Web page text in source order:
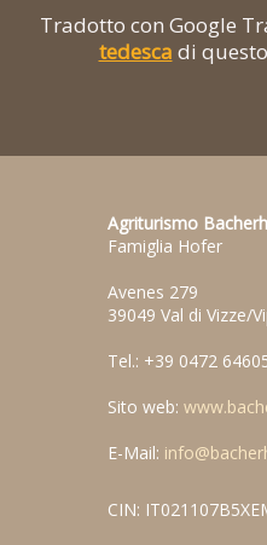
Tradotto con Google
tedesca di
Agriturismo
Famiglia Hofer
Avenes 279
39049 Val di Vizze/
Tel.: +39 0472
Sito web:
E-Mail:
CIN: